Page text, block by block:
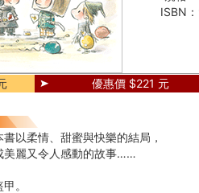
ISBN：
優惠價 $221 元
以柔情、甜蜜與快樂的結局，
美麗又令人感動的故事……
。